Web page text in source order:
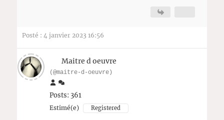
Posté : 4 janvier 2023 16:56
Maitre d oeuvre
(@maitre-d-oeuvre)
Posts: 361
Estimé(e) Registered